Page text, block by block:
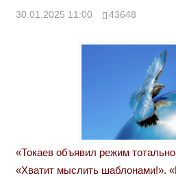
30.01.2025 11:00 43648
«Токаев объявил режим
«Хватит мыслить шаблонами!».